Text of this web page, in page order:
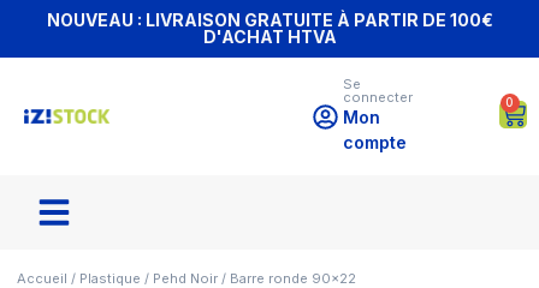
NOUVEAU : LIVRAISON GRATUITE À PARTIR DE 100€
D'ACHAT HTVA
Se
connecter
Mon
compte
0
Accueil / Plastique / Pehd Noir / Barre ronde 90×22